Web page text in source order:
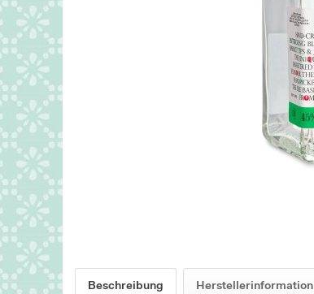
Beschreibung Herstellerinformation